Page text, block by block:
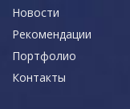
Новости
Рекомендации
Портфолио
Контакты